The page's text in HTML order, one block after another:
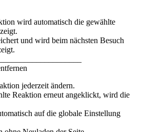
wird automatisch die gewählte
und wird beim nächsten Besuch
jederzeit ändern.
Reaktion erneut angeklickt, wird die
auf die globale Einstellung